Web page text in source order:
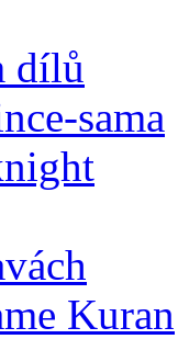
dílů
sama
Kuran